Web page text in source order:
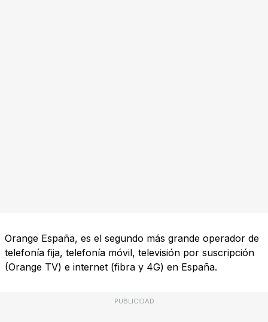
Orange España, es el segundo más grande operador de
telefonía fija, telefonía móvil, televisión por suscripción
(Orange TV) e internet (fibra y 4G) en España.
PUBLICIDAD